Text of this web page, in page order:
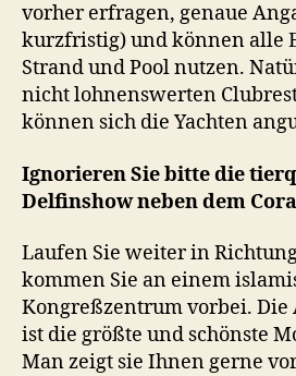
vorher erfragen, genaue
kurzfristig) und können alle
Strand und Pool nutzen.
nicht lohnenswerten
können sich die Yachten
Ignorieren Sie bitte die
Delfinshow neben dem
Laufen Sie weiter in
kommen Sie an einem
Kongreßzentrum vorbei. Die
ist die größte und schönste
Man zeigt sie Ihnen gerne